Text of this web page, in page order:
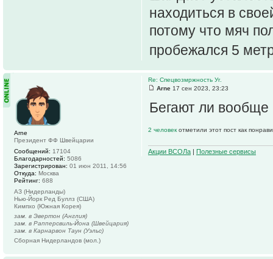
находиться в
потому что мяч
пробежался 5
Re: Спецвозмржность Уг.
Arne 17 сен 2023, 23:23
Бегают ли вообще
2 человек отметили этот пост как
Акции ВСОЛа | Полезные сервисы
Arne
Президент ФФ Швейцарии
Сообщений: 17104
Благодарностей: 5086
Зарегистрирован: 01 июн 2011, 14:56
Откуда: Москва
Рейтинг: 688
АЗ (Нидерланды)
Нью-Йорк Ред Буллз (США)
Кимпхо (Южная Корея)
зам. в Эвертон (Англия)
зам. в Рапперсвиль-Йона (Швейцария)
зам. в Карнарвон Таун (Уэльс)
Сборная Нидерландов (мол.)